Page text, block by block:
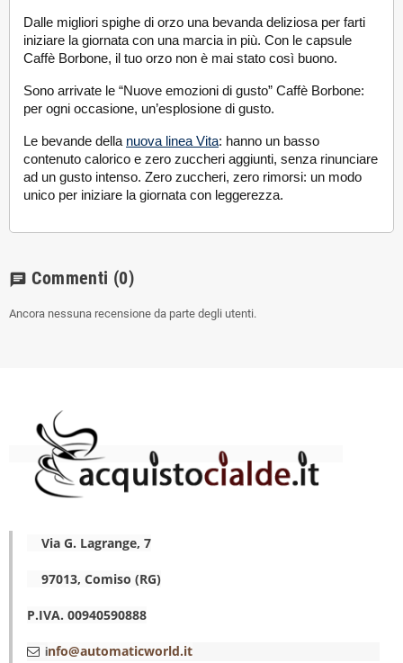
Dalle migliori spighe di orzo una bevanda deliziosa per farti
iniziare la giornata con una marcia in più. Con le capsule
Caffè Borbone, il tuo orzo non è mai stato così buono.
Sono arrivate le “Nuove emozioni di gusto” Caffè Borbone:
per ogni occasione, un’esplosione di gusto.
Le bevande della nuova linea Vita: hanno un basso
contenuto calorico e zero zuccheri aggiunti, senza rinunciare
ad un gusto intenso. Zero zuccheri, zero rimorsi: un modo
unico per iniziare la giornata con leggerezza.
chat Commenti (0)
Ancora nessuna recensione da parte degli utenti.
Via G. Lagrange, 7
97013, Comiso (RG)
P.IVA. 00940590888
info@automaticworld.it